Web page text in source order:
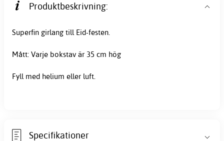
Produktbeskrivning:
Superfin girlang till Eid-festen.
Mått: Varje bokstav är 35 cm hög
Fyll med helium eller luft.
Specifikationer